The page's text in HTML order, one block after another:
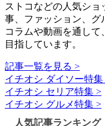
ストコなどの人気シ
事、ファッション、
コラムや動画を通し
目指しています。
記事一覧を見る >
イチオシ ダイソー特集
イチオシ セリア特集 >
イチオシ グルメ特集 >
人気記事ランキング